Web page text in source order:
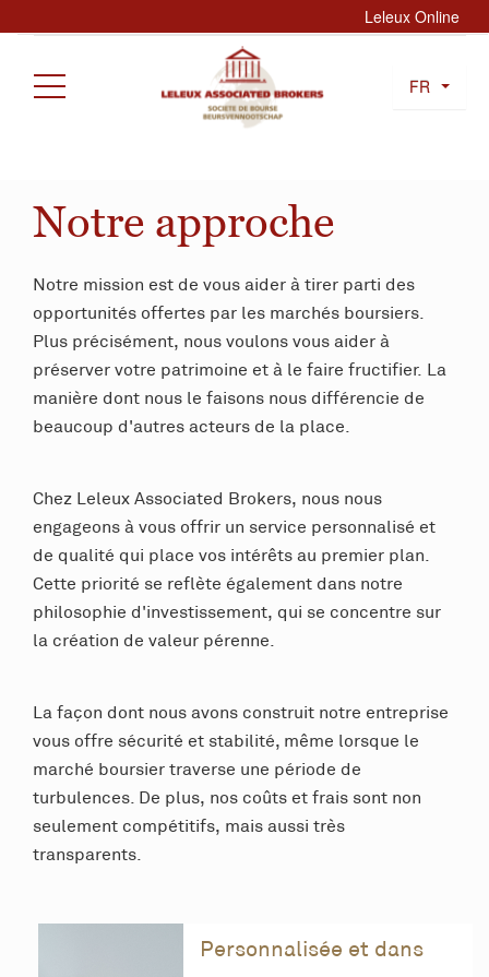
Leleux Online
FR
Notre approche
Notre mission est de vous aider à tirer parti des
opportunités offertes par les marchés boursiers.
Plus précisément, nous voulons vous aider à
préserver votre patrimoine et à le faire fructifier. La
manière dont nous le faisons nous différencie de
beaucoup d'autres acteurs de la place.
Chez Leleux Associated Brokers, nous nous
engageons à vous offrir un service personnalisé et
de qualité qui place vos intérêts au premier plan.
Cette priorité se reflète également dans notre
philosophie d'investissement, qui se concentre sur
la création de valeur pérenne.
La façon dont nous avons construit notre entreprise
vous offre sécurité et stabilité, même lorsque le
marché boursier traverse une période de
turbulences. De plus, nos coûts et frais sont non
seulement compétitifs, mais aussi très
transparents.
Personnalisée et dans